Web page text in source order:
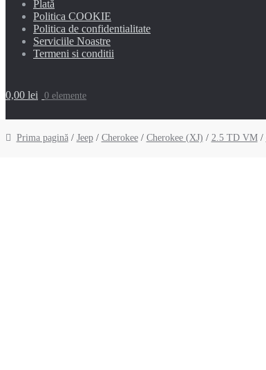
Plată
Politica COOKIE
Politica de confidentialitate
Serviciile Noastre
Termeni si conditii
0,00 lei 0 elemente
Prima pagină/ Jeep/ Cherokee/ Cherokee (XJ) / 2.5 TD VM/